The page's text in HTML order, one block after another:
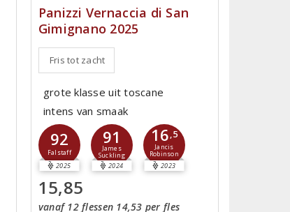
Panizzi Vernaccia di San
Gimignano 2025
Fris tot zacht
grote klasse uit toscane
intens van smaak
92
Falstaff
2025
91
James
Suckling
2024
16,5
Jancis
Robinson
2023
15,85
vanaf 12 flessen 14,53 per fles